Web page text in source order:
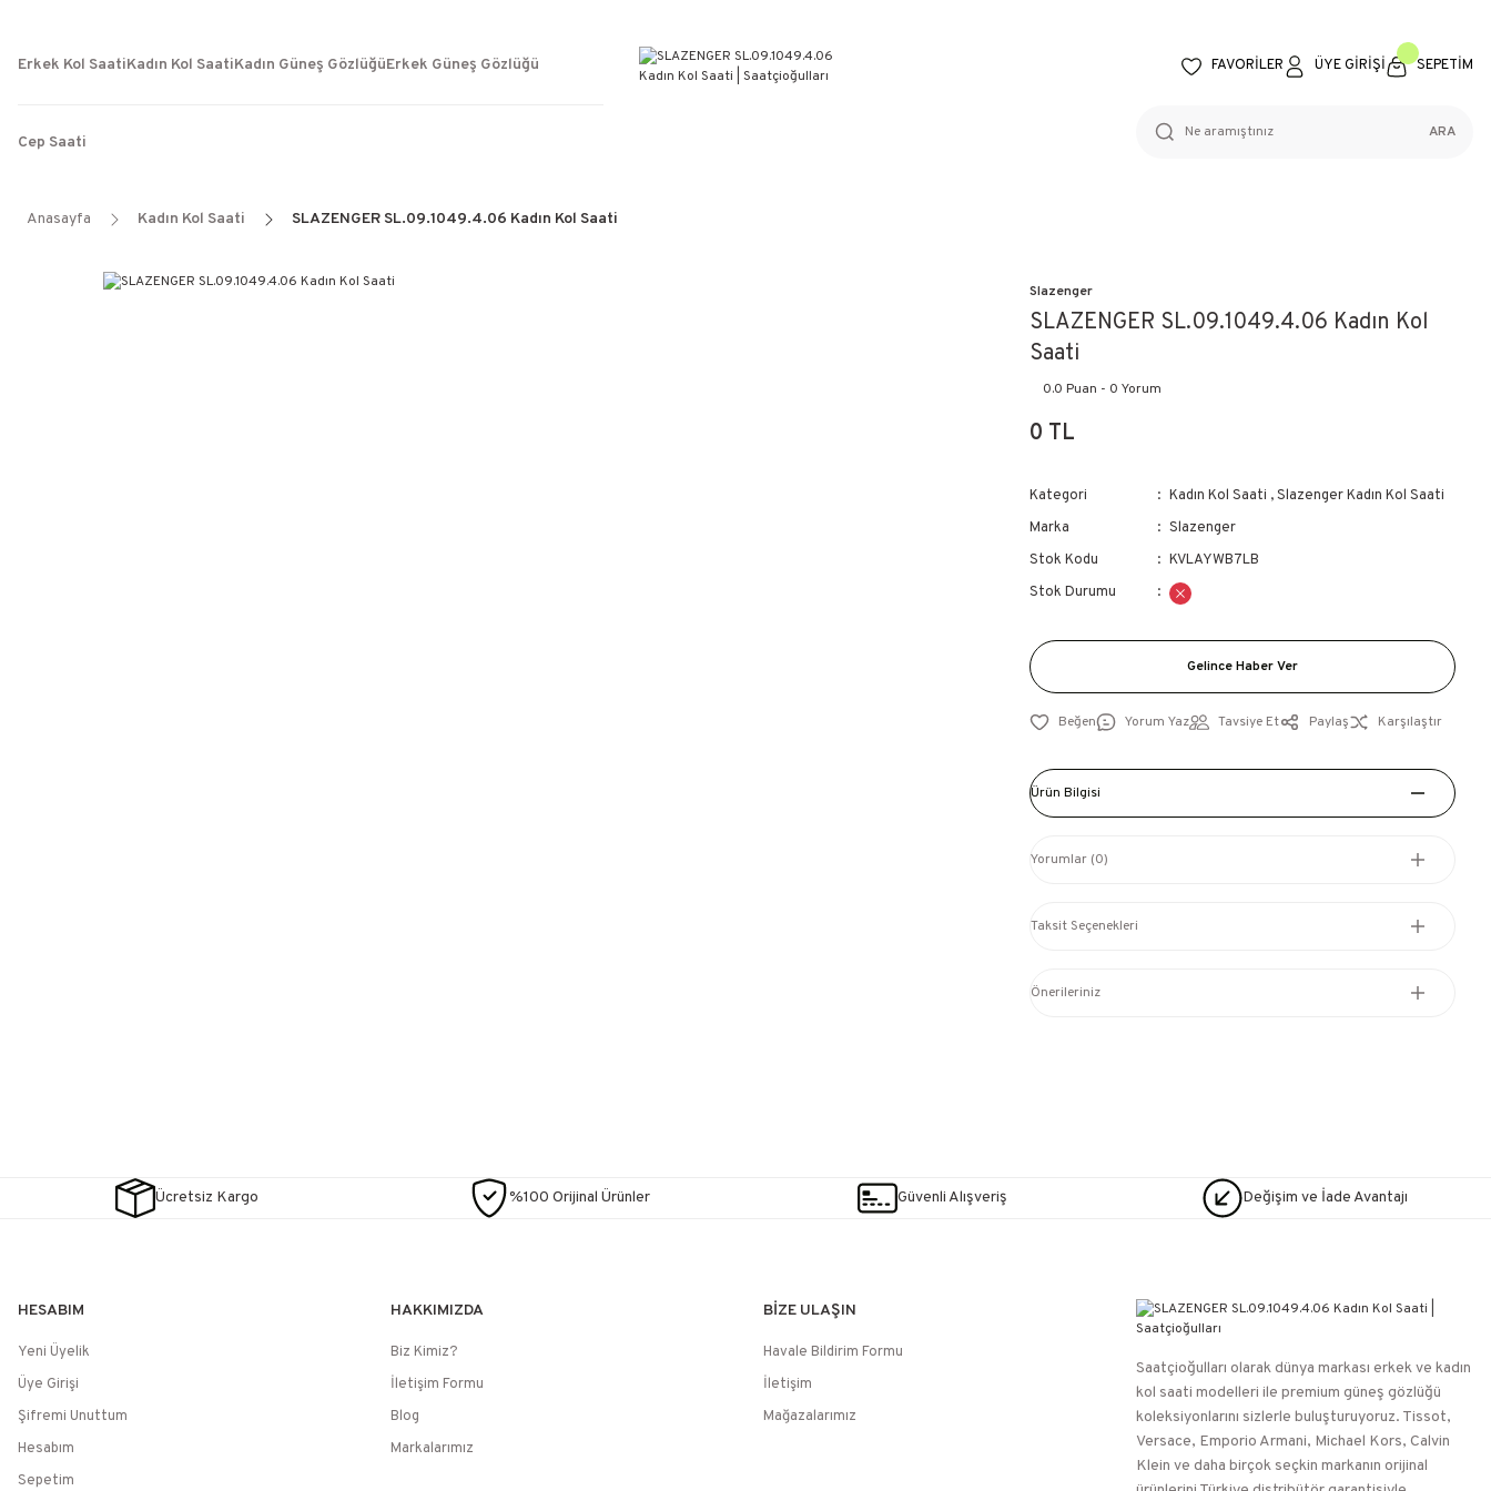
WEB SİTESİNE ÖZEL FİYATLAR
KAÇIRILMAYACAK FIRSATLAR
Erkek Kol SaatiKadın Kol SaatiKadın Güneş GözlüğüErkek Güneş Gözlüğü
Cep Saati
FAVORİLER ÜYE GİRİŞİ SEPETİM
ARA
Anasayfa Kadın Kol Saati SLAZENGER SL.09.1049.4.06 Kadın Kol Saati
Slazenger
SLAZENGER SL.09.1049.4.06 Kadın Kol
Saati
0.0 Puan - 0 Yorum
0 TL
Kategori Kadın Kol Saati ,Slazenger Kadın Kol Saati
Marka
Slazenger
Stok Kodu
KVLAYWB7LB
Stok Durumu
Gelince Haber Ver
Yorum Yaz Tavsiye Et Paylaş Karşılaştır
Ürün Bilgisi
Yorumlar (0)
Taksit Seçenekleri
Önerileriniz
Ücretsiz Kargo %100 Orijinal Ürünler Güvenli Alışveriş Değişim ve İade Avantajı
HESABIM
Yeni Üyelik
Üye Girişi
Şifremi Unuttum
Hesabım
Sepetim
HAKKIMIZDA
Biz Kimiz?
İletişim Formu
Blog
Markalarımız
BİZE ULAŞIN
Havale Bildirim Formu
İletişim
Mağazalarımız
Saatçioğulları⁠ olarak dünya markası erkek ve kadın
kol saati modelleri ile premium güneş gözlüğü
koleksiyonlarını sizlerle buluşturuyoruz. Tissot,
Versace, Emporio Armani, Michael Kors, Calvin
Klein ve daha birçok seçkin markanın orijinal